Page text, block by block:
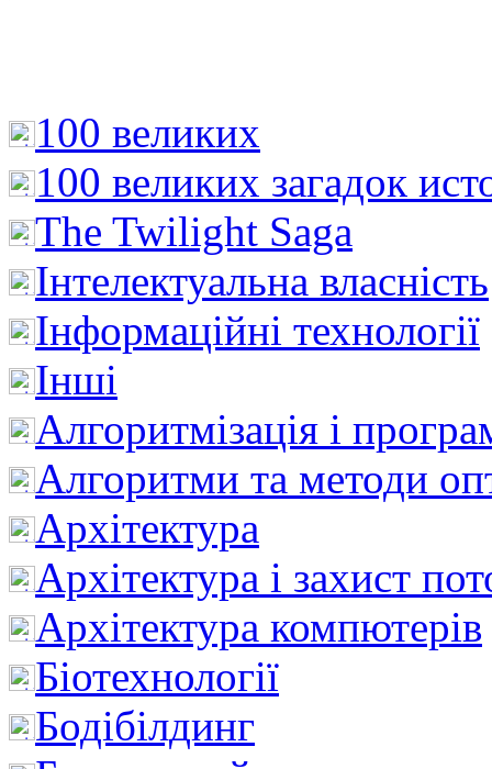
100 великих
100 великих загадок
The Twilight Saga
Інтелектуальна влaсність
Інформаційні технології
Інші
Алгоритмізація і
Алгоритми та методи
Архітектура
Архітектура і захист
Архітектура компютерів
Біотехнології
Бодібілдинг